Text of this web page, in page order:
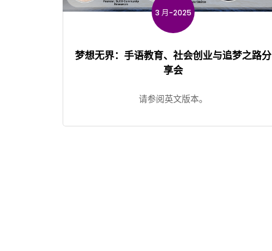
3 月-2025
梦想无界：手语教育、社会创业与追梦之路分
享会
请参阅英文版本。